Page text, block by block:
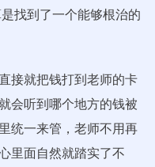
找到了一个能够根治的
接就把钱打到老师的卡
会听到哪个地方的钱被
统一来管，老师不用再
里面自然就踏实了不